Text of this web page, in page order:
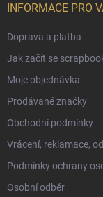
INFORMACE PRO
Doprava a platba
Jak začít se
Moje objednávka
Prodávané značky
Obchodní podmínky
Vrácení, reklamace,
Podmínky ochrany
Osobní odběr